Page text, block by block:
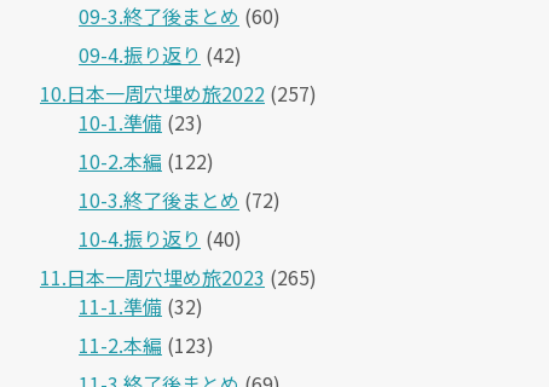
09-3.終了後まとめ (60)
09-4.振り返り (42)
10.日本一周穴埋め旅2022 (257)
10-1.準備 (23)
10-2.本編 (122)
10-3.終了後まとめ (72)
10-4.振り返り (40)
11.日本一周穴埋め旅2023 (265)
11-1.準備 (32)
11-2.本編 (123)